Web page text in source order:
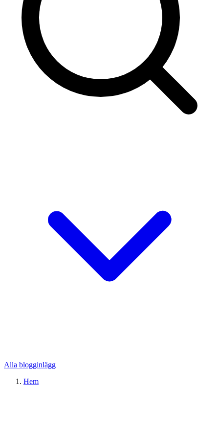
Alla blogginlägg
Hem